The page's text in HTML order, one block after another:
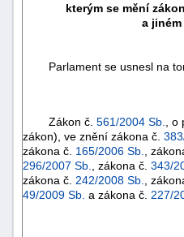
kterým se mění
a
Parlament se usnesl na
Zákon č. 561/2004 Sb.
,
zákon), ve znění zákona č.
zákona č. 165/2006 Sb. ,
296/2007 Sb.
, zákona č. 343/
zákona č. 242/2008 Sb. ,
49/2009 Sb. a zákona č. 227/